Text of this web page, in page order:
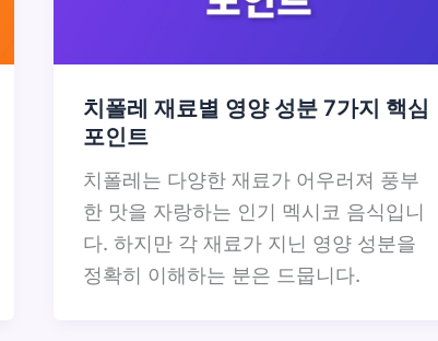
치폴레 재료별 영양 성분 7가지 핵심
포인트
치폴레는 다양한 재료가 어우러져 풍부
한 맛을 자랑하는 인기 멕시코 음식입니
다. 하지만 각 재료가 지닌 영양 성분을
정확히 이해하는 분은 드뭅니다.